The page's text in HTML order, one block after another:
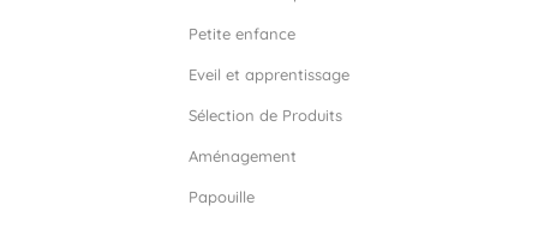
k a
m
Petite enfance
Eveil et apprentissage
Sélection de Produits
Aménagement
Papouille